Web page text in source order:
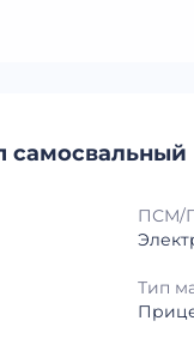
самосвальный
ПСМ/
Тип